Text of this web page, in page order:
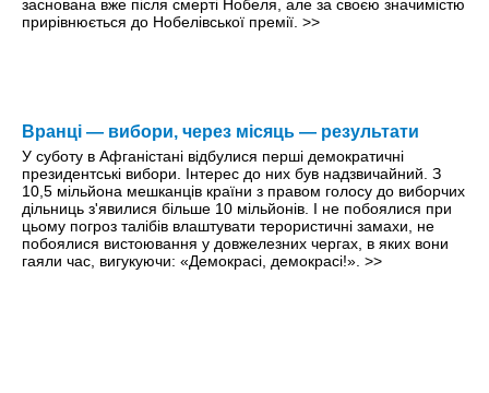
заснована вже після смерті Нобеля, але за своєю значимістю
прирівнюється до Нобелівської премії. >>
Вранці — вибори, через місяць — результати
У суботу в Афганістані відбулися перші демократичні
президентські вибори. Інтерес до них був надзвичайний. З
10,5 мільйона мешканців країни з правом голосу до виборчих
дільниць з'явилися більше 10 мільйонів. І не побоялися при
цьому погроз талібів влаштувати терористичні замахи, не
побоялися вистоювання у довжелезних чергах, в яких вони
гаяли час, вигукуючи: «Демокрасі, демокрасі!». >>